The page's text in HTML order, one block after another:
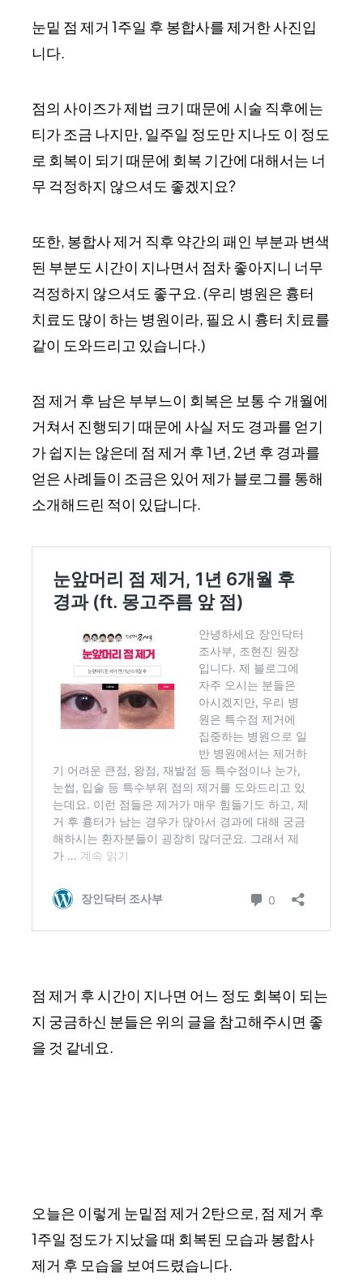
눈밑 점 제거 1주일 후 봉합사를 제거한 사진입
니다.
점의 사이즈가 제법 크기 때문에 시술 직후에는
티가 조금 나지만, 일주일 정도만 지나도 이 정도
로 회복이 되기 때문에 회복 기간에 대해서는 너
무 걱정하지 않으셔도 좋겠지요?
또한, 봉합사 제거 직후 약간의 패인 부분과 변색
된 부분도 시간이 지나면서 점차 좋아지니 너무
걱정하지 않으셔도 좋구요. (우리 병원은 흉터
치료도 많이 하는 병원이라, 필요 시 흉터 치료를
같이 도와드리고 있습니다.)
점 제거 후 남은 부부느이 회복은 보통 수 개월에
거쳐서 진행되기 때문에 사실 저도 경과를 얻기
가 쉽지는 않은데 점 제거 후 1년, 2년 후 경과를
얻은 사례들이 조금은 있어 제가 블로그를 통해
소개해드린 적이 있답니다.
점 제거 후 시간이 지나면 어느 정도 회복이 되는
지 궁금하신 분들은 위의 글을 참고해주시면 좋
을 것 같네요.
오늘은 이렇게 눈밑점 제거 2탄으로, 점 제거 후
1주일 정도가 지났을 때 회복된 모습과 봉합사
제거 후 모습을 보여드렸습니다.